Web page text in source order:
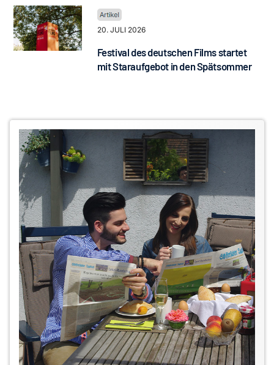
20. JULI 2026
Festival des deutschen Films startet
mit Staraufgebot in den Spätsommer